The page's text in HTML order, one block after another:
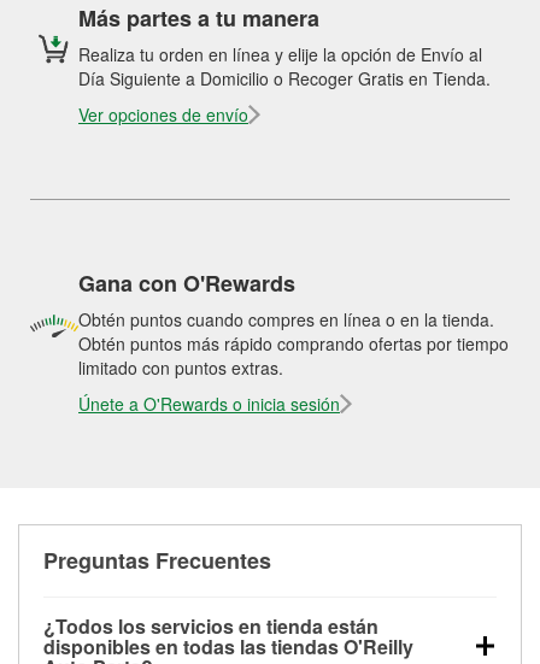
Más partes a tu manera
Realiza tu orden en línea y elije la opción de Envío al
Día Siguiente a Domicilio o Recoger Gratis en Tienda.
Ver opciones de envío
Gana con O'Rewards
Obtén puntos cuando compres en línea o en la tienda.
Obtén puntos más rápido comprando ofertas por tiempo
limitado con puntos extras.
Únete a O'Rewards o inicia sesión
Preguntas Frecuentes
¿Todos los servicios en tienda están
disponibles en todas las tiendas O'Reilly